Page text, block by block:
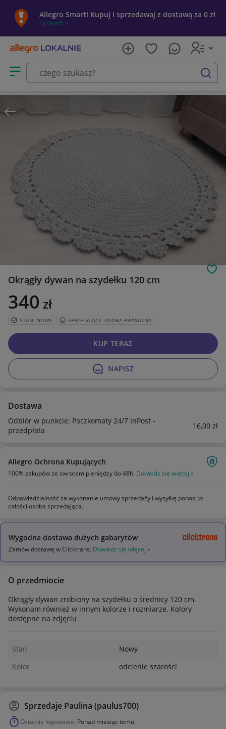
Allegro Smart! Kupuj i sprzedawaj z dostawą za 0 zł
Sprawdź »
Otwórz menu z kategoriami
szukaj
Okrągły dywan na szydełku 120 cm
340 zł
STAN: NOWY SPRZEDAJĄCY: OSOBA PRYWATNA
NAPISZ
KUP TERAZ
Dostawa
Odbiór w punkcie: Paczkomaty 24/7 InPost -
przedpłata
16,00 zł
Allegro Ochrona Kupujących
100% zakupów ze zwrotem pieniędzy do 48h. Dowiedz się więcej »
Odpowiedzialność za wykonanie umowy sprzedaży i wysyłkę ponosi w
całości osoba sprzedająca.
Wygodna dostawa dużych gabarytów
Zamów dostawę w Clicktrans. Dowiedz się więcej »
O przedmiocie
Okrągły dywan zrobiony na szydełku o średnicy 120 cm.
Wykonam również w innym kolorze i rozmiarze. Kolory
dostępne na zdjęciu
Stan
Nowy
Kolor
odcienie szarości
Sprzedaje Paulina (paulus700)
Ostatnie logowanie: Ponad miesiąc temu